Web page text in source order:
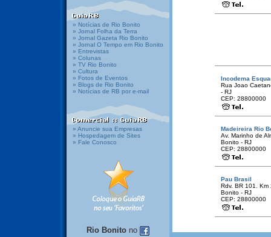
» Notícias de Rio Bonito
» Jornal Folha da Terra
» Jornal Gazeta Rio Bonito
» Jornal O Tempo em Rio Bonito
» Entrevistas
» Colunas
» TV Rio Bonito
» Cultura
» Fotos de Eventos
» Blogs de Rio Bonito
» Notícias de RB por e-mail
» Anuncie sua Empresas
» Hospedagem de Sites
» Fale Conosco
Rio Bonito no
Incodema
Rua Joao
- RJ
CEP: 28800000
Madeireira Rio
Av. Marinho de
Bonito - RJ
CEP: 28800000
Pau Brasil
Rdv. BR 101.
Bonito - RJ
CEP: 28800000